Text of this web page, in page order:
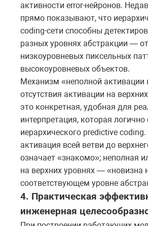
активности error-нейронов.
прямо показывают, что
coding-сети способны
разных уровнях абстракции — от
низкоуровневых пиксельных
высокоуровневых объектов.
Механизм «неполной активации
отсутствия активации на
это конкретная, удобная для
интерпретация, которая логично
иерархического predictive
активация всей ветви до
означает «знакомо»; неполная
на верхних уровнях — «новизна
соответствующем уровне
4. Практическая
инженерная